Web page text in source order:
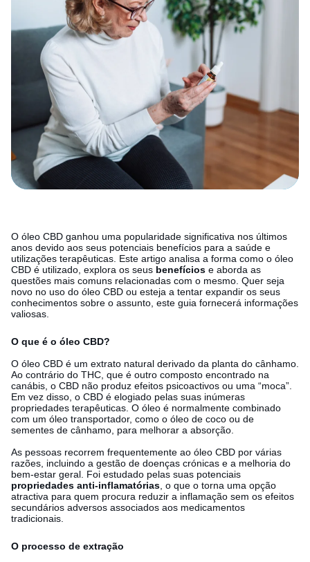
O óleo CBD ganhou uma popularidade significativa nos últimos
anos devido aos seus potenciais benefícios para a saúde e
utilizações terapêuticas. Este artigo analisa a forma como o óleo
CBD é utilizado, explora os seus benefícios e aborda as
questões mais comuns relacionadas com o mesmo. Quer seja
novo no uso do óleo CBD ou esteja a tentar expandir os seus
conhecimentos sobre o assunto, este guia fornecerá informações
valiosas.
O que é o óleo CBD?
O óleo CBD é um extrato natural derivado da planta do cânhamo.
Ao contrário do THC, que é outro composto encontrado na
canábis, o CBD não produz efeitos psicoactivos ou uma “moca”.
Em vez disso, o CBD é elogiado pelas suas inúmeras
propriedades terapêuticas. O óleo é normalmente combinado
com um óleo transportador, como o óleo de coco ou de
sementes de cânhamo, para melhorar a absorção.
As pessoas recorrem frequentemente ao óleo CBD por várias
razões, incluindo a gestão de doenças crónicas e a melhoria do
bem-estar geral. Foi estudado pelas suas potenciais
propriedades anti-inflamatórias , o que o torna uma opção
atractiva para quem procura reduzir a inflamação sem os efeitos
secundários adversos associados aos medicamentos
tradicionais.
O processo de extração